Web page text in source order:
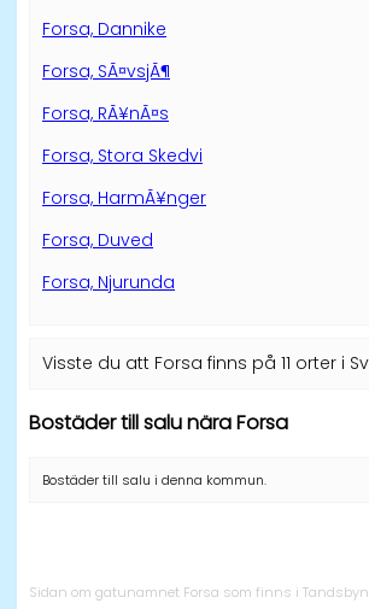
Forsa, Dannike
Forsa, SÃ¤vsjÃ¶
Forsa, RÃ¥nÃ¤s
Forsa, Stora Skedvi
Forsa, HarmÃ¥nger
Forsa, Duved
Forsa, Njurunda
Visste du att Forsa finns på 11 orter i
Bostäder till salu nära Forsa
Bostäder till salu i denna kommun.
Sidan om gatunamnet Forsa som finns i